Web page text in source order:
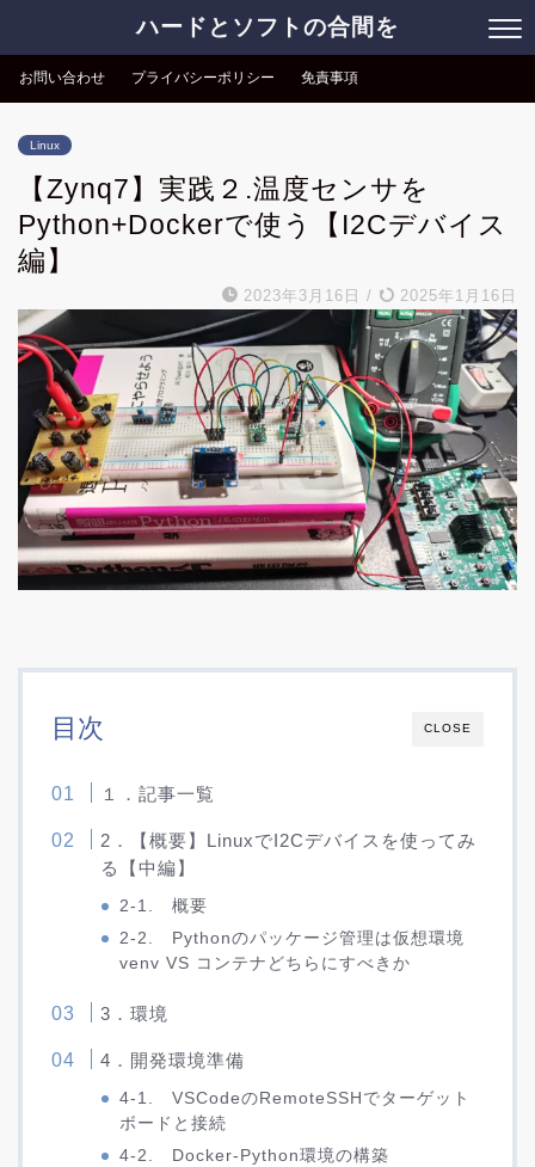
ハードとソフトの合間を
お問い合わせ プライバシーポリシー 免責事項
Linux
【Zynq7】実践２.温度センサを
Python+Dockerで使う【I2Cデバイス
編】
2023年3月16日 / 2025年1月16日
CLOSE
目次
１．記事一覧
2．【概要】LinuxでI2Cデバイスを使ってみ
る【中編】
2-1. 概要
2-2. Pythonのパッケージ管理は仮想環境
venv VS コンテナどちらにすべきか
3．環境
4．開発環境準備
4-1. VSCodeのRemoteSSHでターゲット
ボードと接続
4-2. Docker-Python環境の構築